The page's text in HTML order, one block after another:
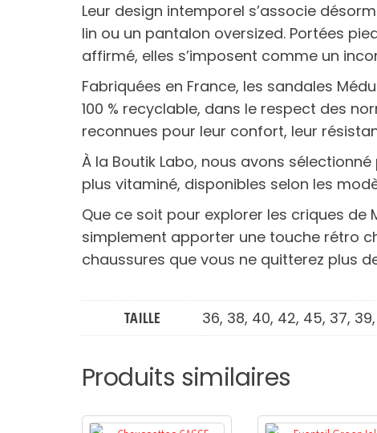
Leur design intemporel s’associe
lin ou un pantalon oversized. Portées
affirmé, elles s’imposent comme un
Fabriquées en France, les sandales
100 % recyclable, dans le respect des
reconnues pour leur confort, leur
À la Boutik Labo, nous avons
plus vitaminé, disponibles selon les
Que ce soit pour explorer les criques de
simplement apporter une touche rétro
chaussures que vous ne quitterez plus
TAILLE 36, 38, 40, 42, 45, 37,
Produits similaires